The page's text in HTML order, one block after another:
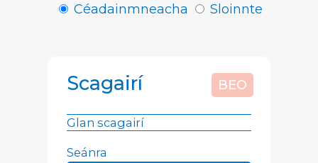
Céadainmneacha
Sloinnte
Scagairí BEO
Glan scagairí
Seánra